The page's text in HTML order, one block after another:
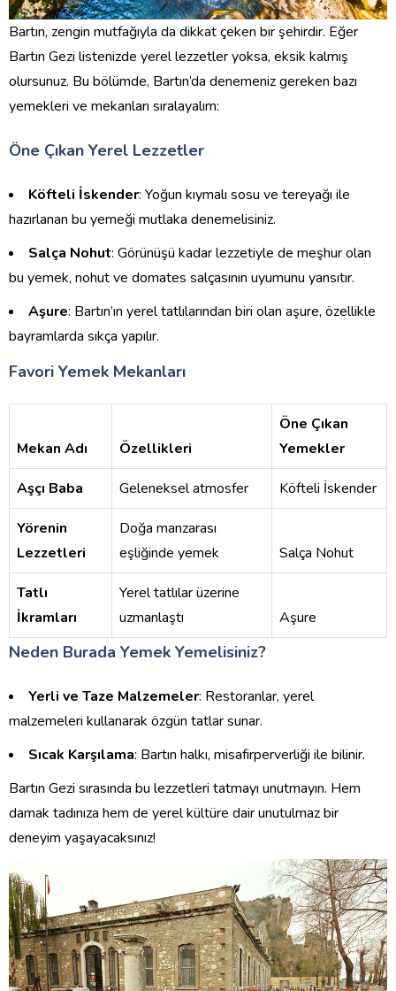
Bartın, zengin mutfağıyla da dikkat çeken bir şehirdir. Eğer
Bartın Gezi listenizde yerel lezzetler yoksa, eksik kalmış
olursunuz. Bu bölümde, Bartın’da denemeniz gereken bazı
yemekleri ve mekanları sıralayalım:
Öne Çıkan Yerel Lezzetler
Köfteli İskender: Yoğun kıymalı sosu ve tereyağı ile
hazırlanan bu yemeği mutlaka denemelisiniz.
Salça Nohut: Görünüşü kadar lezzetiyle de meşhur olan
bu yemek, nohut ve domates salçasının uyumunu yansıtır.
Aşure: Bartın’ın yerel tatlılarından biri olan aşure, özellikle
bayramlarda sıkça yapılır.
Favori Yemek Mekanları
Mekan Adı Özellikleri
Öne Çıkan
Yemekler
Aşçı Baba Geleneksel atmosfer Köfteli İskender
Yörenin
Lezzetleri
Doğa manzarası
eşliğinde yemek
Salça Nohut
Tatlı
İkramları
Yerel tatlılar üzerine
uzmanlaştı
Aşure
Neden Burada Yemek Yemelisiniz?
Yerli ve Taze Malzemeler: Restoranlar, yerel
malzemeleri kullanarak özgün tatlar sunar.
Sıcak Karşılama: Bartın halkı, misafirperverliği ile bilinir.
Bartın Gezi sırasında bu lezzetleri tatmayı unutmayın. Hem
damak tadınıza hem de yerel kültüre dair unutulmaz bir
deneyim yaşayacaksınız!